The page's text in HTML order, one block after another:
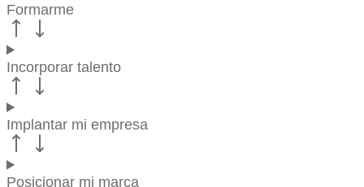
Formarme
Incorporar talento
Implantar mi empresa
Posicionar mi marca